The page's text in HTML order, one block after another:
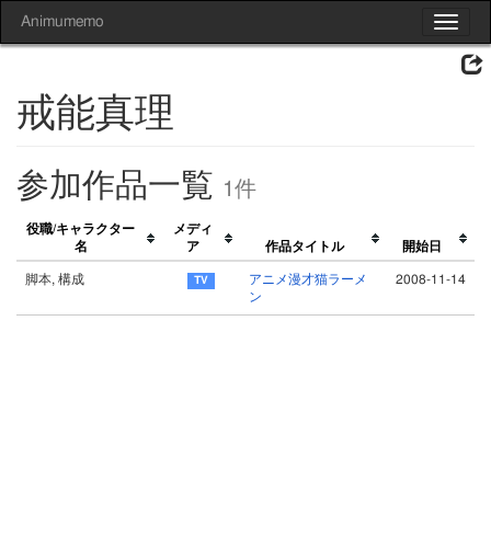
Toggle
Animumemo
戒能真理
参加作品一覧 1件
役職/キャラクター
名
メディ
ア
作品タイトル 開始日
脚本, 構成
アニメ漫才猫ラーメ
ン
2008-11-14